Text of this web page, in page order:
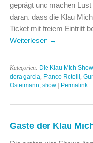
geprägt und machen
daran, dass die Klau
Ticket mit freiem Eintritt
Weiterlesen →
Kategorien: Die Klau Mich Show
dora garcia Franco Rotelli
Ostermann show | Permalink
Gäste der Klau